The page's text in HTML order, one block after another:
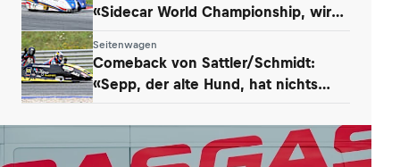
«Sidecar World Championship, wir
Seitenwagen
Comeback von Sattler/Schmidt:
«Sepp, der alte Hund, hat nichts